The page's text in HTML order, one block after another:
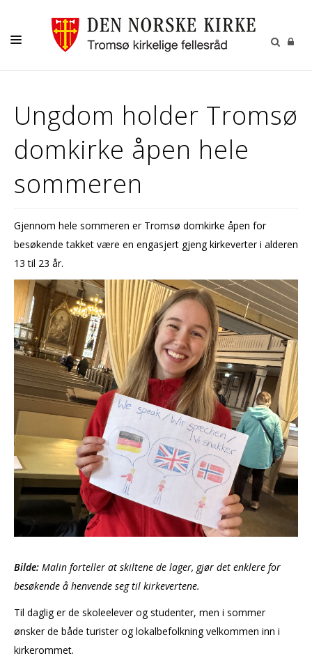
AKTIVITETER OG KONSERTER
DÅP
VIGSEL
GRAVFERD
KONTAKT
Ungdom holder Tromsø
domkirke åpen hele
sommeren
Gjennom hele sommeren er Tromsø domkirke åpen for
besøkende takket være en engasjert gjeng kirkeverter i alderen
13 til 23 år.
Bilde: Malin forteller at skiltene de lager, gjør det enklere for
besøkende å henvende seg til kirkevertene.
Til daglig er de skoleelever og studenter, men i sommer
ønsker de både turister og lokalbefolkning velkommen inn i
kirkerommet.